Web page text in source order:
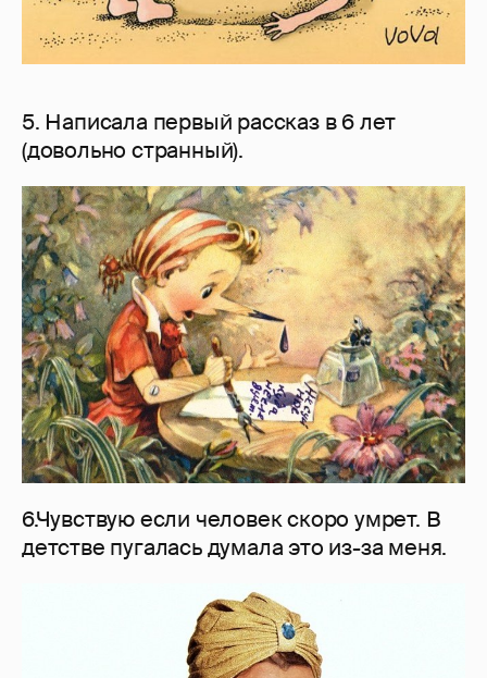
5. Написала первый рассказ в 6 лет
(довольно странный).
6.Чувствую если человек скоро умрет. В
детстве пугалась думала это из-за меня.